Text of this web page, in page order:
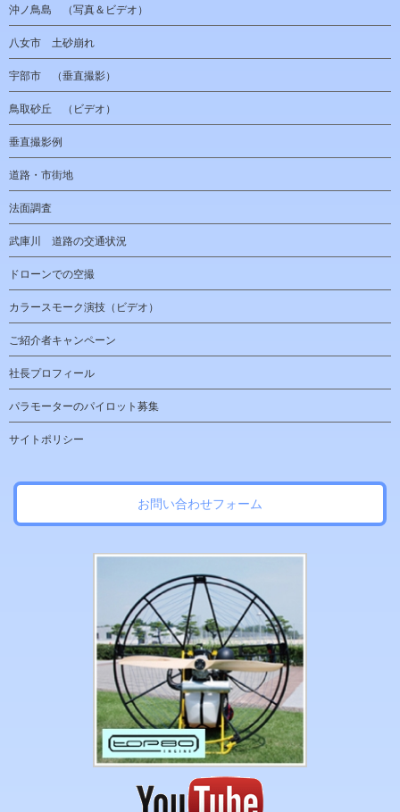
沖ノ鳥島 （写真＆ビデオ）
八女市 土砂崩れ
宇部市 （垂直撮影）
鳥取砂丘 （ビデオ）
垂直撮影例
道路・市街地
法面調査
武庫川 道路の交通状況
ドローンでの空撮
カラースモーク演技（ビデオ）
ご紹介者キャンペーン
社長プロフィール
パラモーターのパイロット募集
サイトポリシー
お問い合わせフォーム